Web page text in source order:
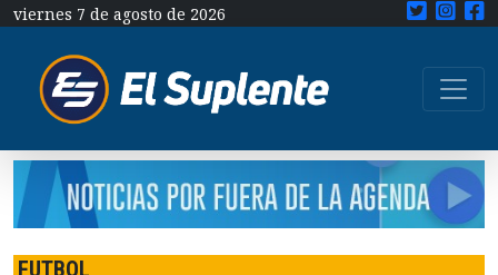
viernes 7 de agosto de 2026
FUTBOL